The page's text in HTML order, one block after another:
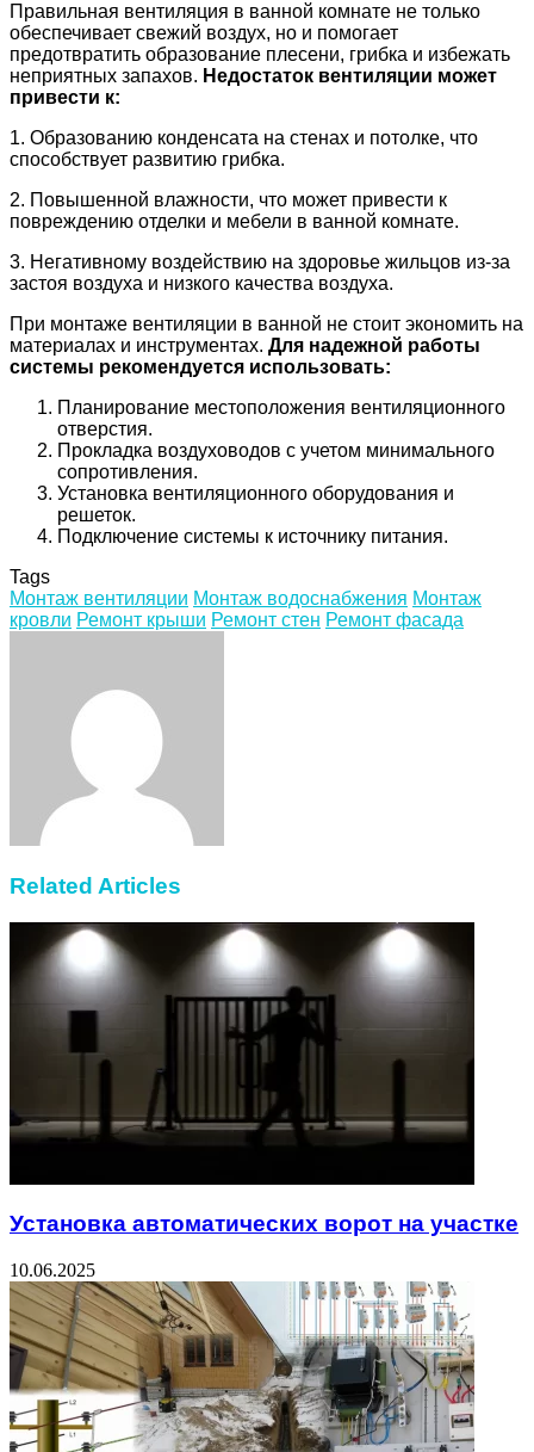
Правильная вентиляция в ванной комнате не только
обеспечивает свежий воздух, но и помогает
предотвратить образование плесени, грибка и избежать
неприятных запахов. Недостаток вентиляции может
привести к:
1. Образованию конденсата на стенах и потолке, что
способствует развитию грибка.
2. Повышенной влажности, что может привести к
повреждению отделки и мебели в ванной комнате.
3. Негативному воздействию на здоровье жильцов из-за
застоя воздуха и низкого качества воздуха.
При монтаже вентиляции в ванной не стоит экономить на
материалах и инструментах. Для надежной работы
системы рекомендуется использовать:
Планирование местоположения вентиляционного
отверстия.
Прокладка воздуховодов с учетом минимального
сопротивления.
Установка вентиляционного оборудования и
решеток.
Подключение системы к источнику питания.
Tags
Монтаж вентиляции Монтаж водоснабжения Монтаж
кровли Ремонт крыши Ремонт стен Ремонт фасада
Related Articles
Установка автоматических ворот на участке
10.06.2025